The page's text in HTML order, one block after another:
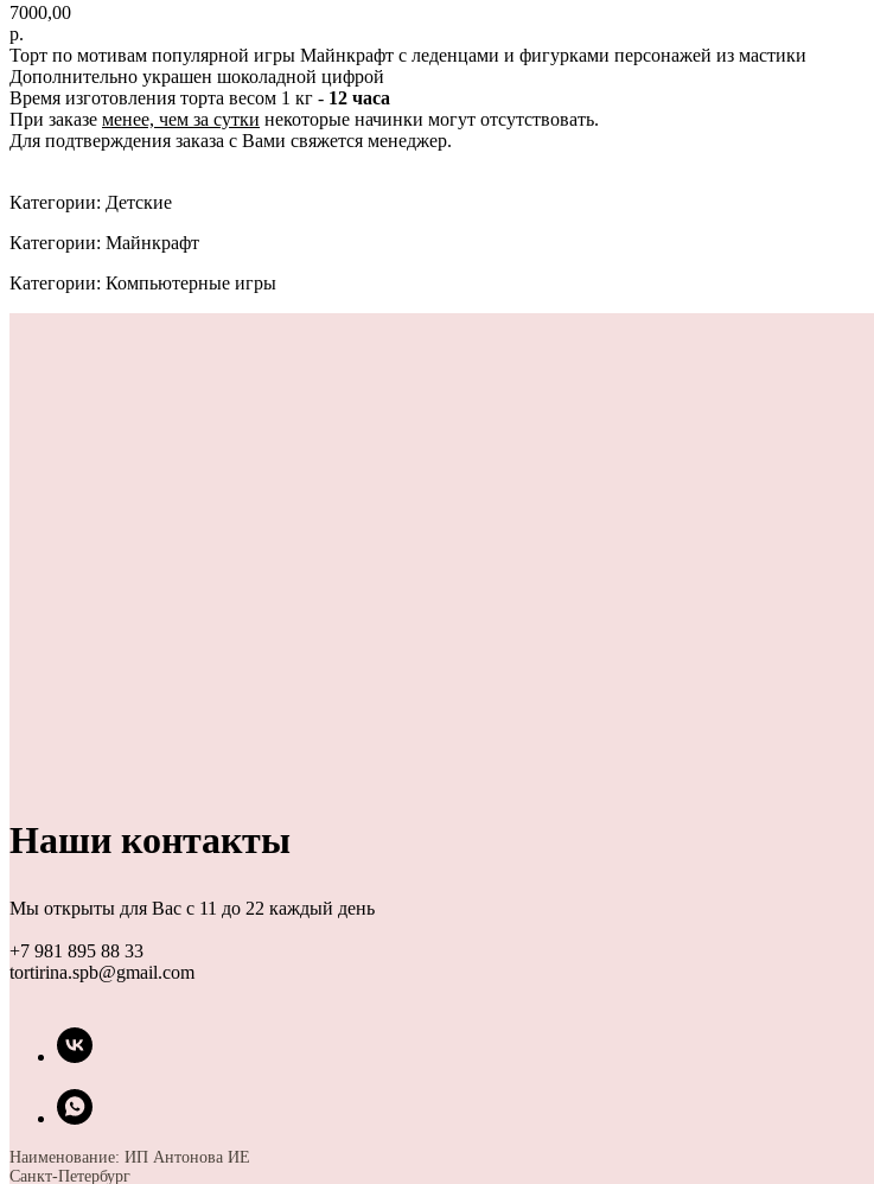
7000,00
р.
Торт по мотивам популярной игры Майнкрафт с леденцами и фигурками персонажей из мастики
Дополнительно украшен шоколадной цифрой
Время изготовления торта весом 1 кг - 12 часа
При заказе менее, чем за сутки некоторые начинки могут отсутствовать.
Для подтверждения заказа с Вами свяжется менеджер.
Категории: Детские
Категории: Майнкрафт
Категории: Компьютерные игры
Наши контакты
Мы открыты для Вас с 11 до 22 каждый день
+7 981 895 88 33
tortirina.spb@gmail.com
Наименование: ИП Антонова ИЕ
Санкт-Петербург